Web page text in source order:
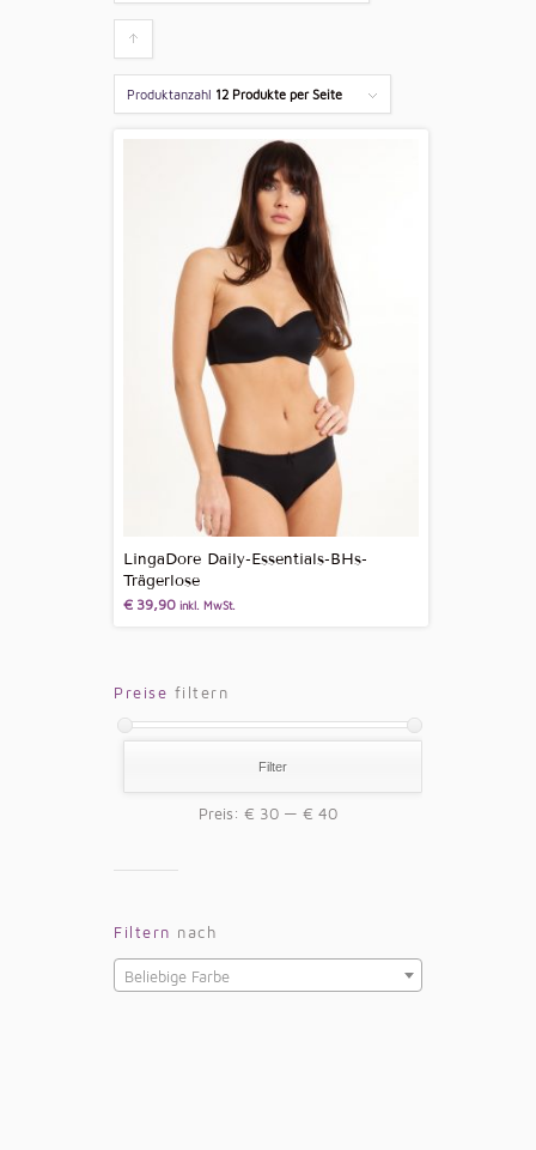
um
die
Produktanzahl 12 Produkte per Seite
LingaDore Daily-Essentials-BHs-
Trägerlose
€39,90 inkl. MwSt.
Preise filtern
Filter
Preis: € 30 — € 40
Filtern nach
Beliebige Farbe